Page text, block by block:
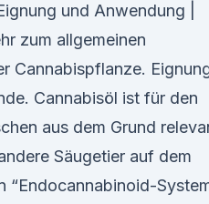
und Anwendung |
zum allgemeinen
Cannabispflanze.
Cannabisöl ist für den
aus dem Grund
Säugetier auf dem
“Endocannabinoid-